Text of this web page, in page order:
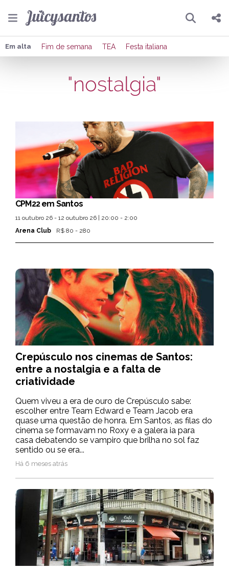
Pesquisar
Compartilhar
Publicar no X
Em alta Fim de semana TEA Festa italiana
"nostalgia"
Crepúsculo nos cinemas de Santos:
entre a nostalgia e a falta de
criatividade
Quem viveu a era de ouro de Crepúsculo sabe:
escolher entre Team Edward e Team Jacob era
quase uma questão de honra. Em Santos, as filas do
cinema se formavam no Roxy e a galera ia para
casa debatendo se vampiro que brilha no sol faz
sentido ou se era...
Há 6 meses atrás
CPM22 em Santos
11 outubro 26 - 12 outubro 26 | 20:00 - 2:00
Arena Club
R$ 80 - 280